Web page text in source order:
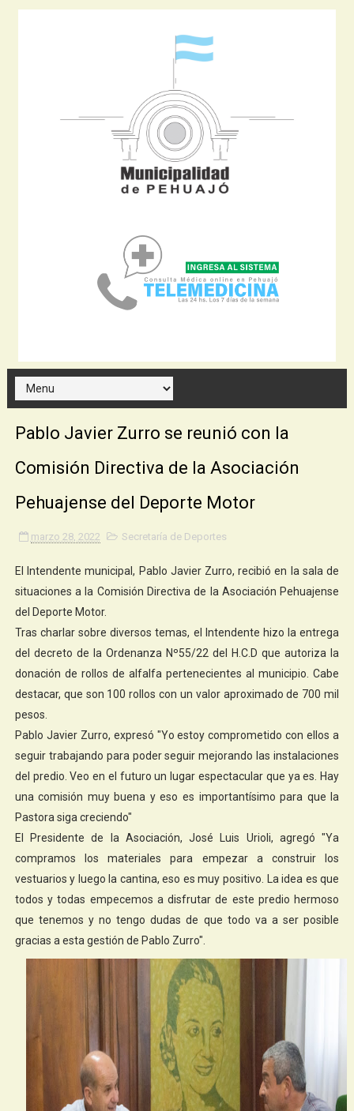
Pablo Javier Zurro se reunió con la
Comisión Directiva de la Asociación
Pehuajense del Deporte Motor
marzo 28, 2022 Secretaría de Deportes
El Intendente municipal, Pablo Javier Zurro, recibió en la sala de
situaciones a la Comisión Directiva de la Asociación Pehuajense
del Deporte Motor.
Tras charlar sobre diversos temas, el Intendente hizo la entrega
del decreto de la Ordenanza Nº55/22 del H.C.D que autoriza la
donación de rollos de alfalfa pertenecientes al municipio. Cabe
destacar, que son 100 rollos con un valor aproximado de 700 mil
pesos.
Pablo Javier Zurro, expresó "Yo estoy comprometido con ellos a
seguir trabajando para poder seguir mejorando las instalaciones
del predio. Veo en el futuro un lugar espectacular que ya es. Hay
una comisión muy buena y eso es importantísimo para que la
Pastora siga creciendo"
El Presidente de la Asociación, José Luis Urioli, agregó "Ya
compramos los materiales para empezar a construir los
vestuarios y luego la cantina, eso es muy positivo. La idea es que
todos y todas empecemos a disfrutar de este predio hermoso
que tenemos y no tengo dudas de que todo va a ser posible
gracias a esta gestión de Pablo Zurro".